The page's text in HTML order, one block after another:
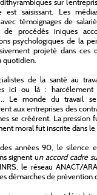
sur
est saisissant. Les
témoignages de
de procédés iniques
psychologiques de la
projeté dans ces
quotidien.
de la santé au
ici ou là : harcèlement
Le monde du travail
aux entreprises des
se créèrent. La pression
moral fut inscrite dans
années 90, le silence
signent un accord cadre
le réseau ANACT/
démarches de prévention